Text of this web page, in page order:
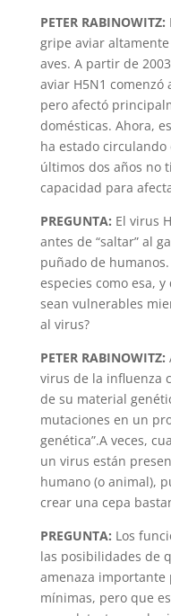
PETER RABINOWITZ:
gripe aviar
aves. A partir de
aviar H5N1
pero afectó
domésticas. Ahora,
ha estado
últimos dos años no
capacidad para
PREGUNTA: El virus
antes de “saltar” al
puñado de humanos.
especies como esa,
sean vulnerables
al virus?
PETER RABINOWITZ:
virus de la influenza
de su material
mutaciones en un
genética”.A veces,
un virus están
humano (o animal),
crear una cepa
PREGUNTA: Los
las posibilidades de
amenaza importante
mínimas, pero que